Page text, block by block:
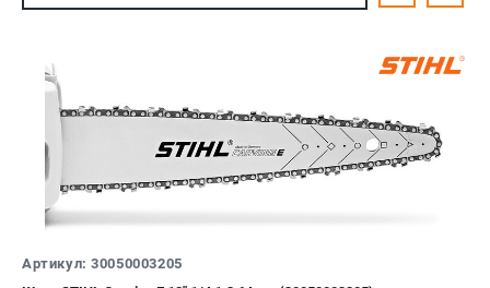
Артикул: 30050003205